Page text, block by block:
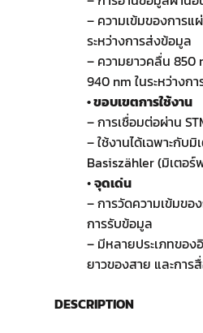
– ความเข้มของการแ
ระหว่างการส่งข้อมูล
– ความยาวคลื่น 850
940 nm ในระหว่างก
• ขอบเขตการใช้งาน
– การเชื่อมต่อผ่าน
– ใช้งานได้เฉพาะกับมิ
Basiszähler (มิเตอ
•จุดเด่น
– การวัดความเข้มขอ
การรับข้อมูล
– มีหลายประเภทของ
ยาวของสาย และการ
DESCRIPTION